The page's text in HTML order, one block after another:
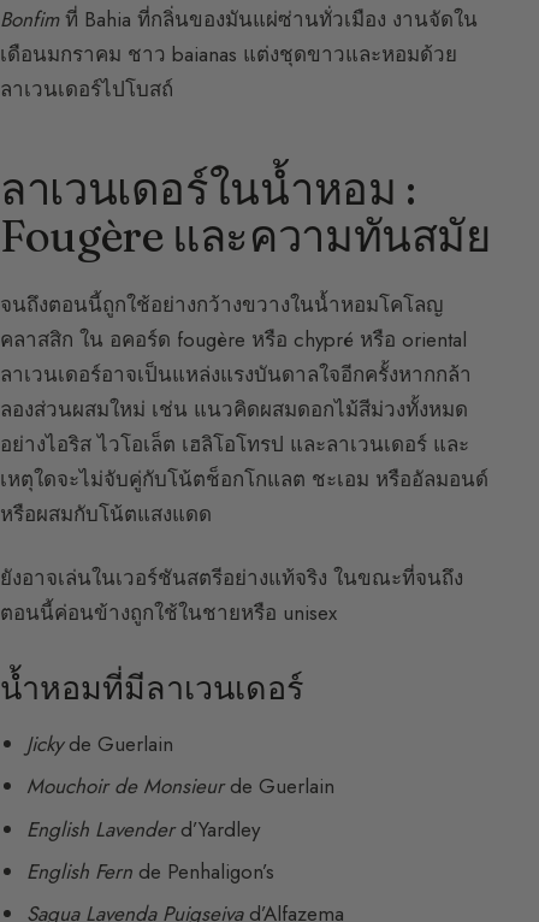
Bonfimที่ Bahia ที่กลิ่นของมันแผ่ซ่านทั่วเมือง งานจัดใน
เดือนมกราคม ชาว baianas แต่งชุดขาวและหอมด้วย
ลาเวนเดอร์ไปโบสถ์
ลาเวนเดอร์ในน้ำหอม :
Fougère และความทันสมัย
จนถึงตอนนี้ถูกใช้อย่างกว้างขวางในน้ำหอมโคโลญ
คลาสสิก ใน อคอร์ด fougère หรือ chypré หรือ oriental
ลาเวนเดอร์อาจเป็นแหล่งแรงบันดาลใจอีกครั้งหากกล้า
ลองส่วนผสมใหม่ เช่น แนวคิดผสมดอกไม้สีม่วงทั้งหมด
อย่างไอริส ไวโอเล็ต เฮลิโอโทรป และลาเวนเดอร์ และ
เหตุใดจะไม่จับคู่กับโน้ตช็อกโกแลต ชะเอม หรืออัลมอนด์
หรือผสมกับโน้ตแสงแดด
ยังอาจเล่นในเวอร์ชันสตรีอย่างแท้จริง ในขณะที่จนถึง
ตอนนี้ค่อนข้างถูกใช้ในชายหรือ unisex
น้ำหอมที่มีลาเวนเดอร์
Jickyde Guerlain
Mouchoir de Monsieurde Guerlain
English Lavenderd’Yardley
English Fern de Penhaligon’s
Sagua Lavenda Puigseivad’Alfazema